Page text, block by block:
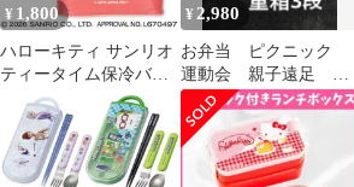
¥ 1,800
ハローキティ サンリオ
ティータイム保冷バッ
グ付ランチボックス お
弁当箱
¥ 2,980
お弁当 ピクニック
運動会 親子遠足 ハ
ローキティ 平成レト
ロ サンリオ